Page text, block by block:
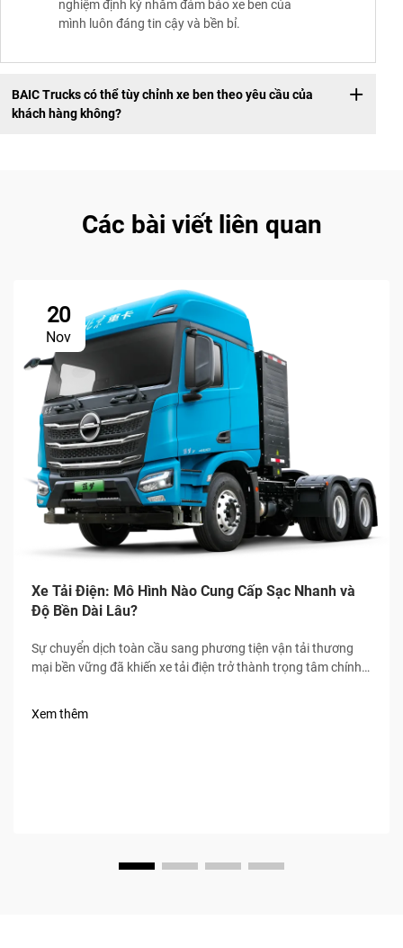
nghiệm định kỳ nhằm đảm bảo xe ben của
mình luôn đáng tin cậy và bền bỉ.
BAIC Trucks có thể tùy chỉnh xe ben theo yêu cầu của
khách hàng không?
Các bài viết liên quan
20
Nov
Xe Tải Điện: Mô Hình Nào Cung Cấp Sạc Nhanh và
Độ Bền Dài Lâu?
Sự chuyển dịch toàn cầu sang phương tiện vận tải thương
mại bền vững đã khiến xe tải điện trở thành trọng tâm chính
Xem thêm